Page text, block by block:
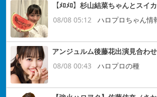
【ﾒﾛﾒﾛ】杉山結菜ちゃんとスイ
08/08 05:12
ハロプロちゃん情
アンジュルム後藤花出演見合わ
08/08 00:43
ハロプロの種